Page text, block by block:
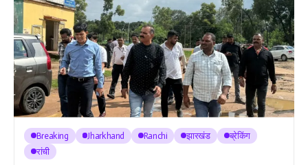
Breaking Jharkhand Ranchi झारखंड
ब्रेकिंग
रांची